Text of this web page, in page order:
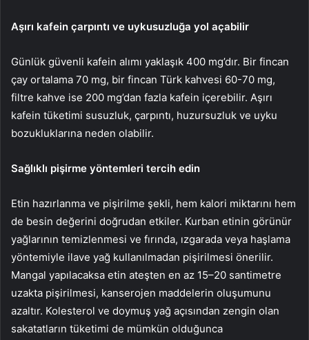
Aşırı kafein çarpıntı ve uykusuzluğa yol açabilir
Günlük güvenli kafein alımı yaklaşık 400 mg’dır. Bir fincan
çay ortalama 70 mg, bir fincan Türk kahvesi 60-70 mg,
filtre kahve ise 200 mg’dan fazla kafein içerebilir. Aşırı
kafein tüketimi susuzluk, çarpıntı, huzursuzluk ve uyku
bozukluklarına neden olabilir.
Sağlıklı pişirme yöntemleri tercih edin
Etin hazırlanma ve pişirilme şekli, hem kalori miktarını hem
de besin değerini doğrudan etkiler. Kurban etinin görünür
yağlarının temizlenmesi ve fırında, ızgarada veya haşlama
yöntemiyle ilave yağ kullanılmadan pişirilmesi önerilir.
Mangal yapılacaksa etin ateşten en az 15–20 santimetre
uzakta pişirilmesi, kanserojen maddelerin oluşumunu
azaltır. Kolesterol ve doymuş yağ açısından zengin olan
sakatatların tüketimi de mümkün olduğunca